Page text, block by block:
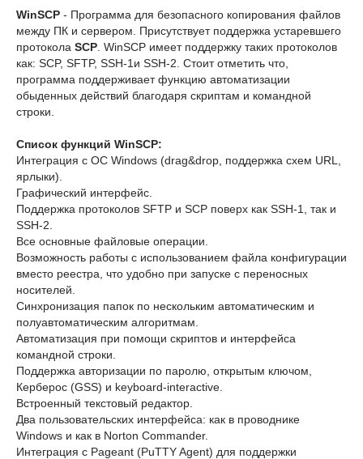
WinSCP - Программа для безопасного копирования файлов
между ПК и сервером. Присутствует поддержка устаревшего
протокола SCP . WinSCP имеет поддержку таких протоколов
как: SCP, SFTP, SSH-1и SSH-2. Стоит отметить что,
программа поддерживает функцию автоматизации
обыденных действий благодаря скриптам и командной
строки.
Список функций WinSCP:
Интеграция с ОС Windows (drag&drop, поддержка схем URL,
ярлыки).
Графический интерфейс.
Поддержка протоколов SFTP и SCP поверх как SSH-1, так и
SSH-2.
Все основные файловые операции.
Возможность работы с использованием файла конфигурации
вместо реестра, что удобно при запуске с переносных
носителей.
Синхронизация папок по нескольким автоматическим и
полуавтоматическим алгоритмам.
Автоматизация при помощи скриптов и интерфейса
командной строки.
Поддержка авторизации по паролю, открытым ключом,
Керберос (GSS) и keyboard-interactive.
Встроенный текстовый редактор.
Два пользовательских интерфейса: как в проводнике
Windows и как в Norton Commander.
Интеграция с Pageant (PuTTY Agent) для поддержки